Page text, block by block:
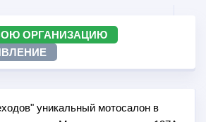
ОРГАНИЗАЦИЮ
уникальный мотосалон в